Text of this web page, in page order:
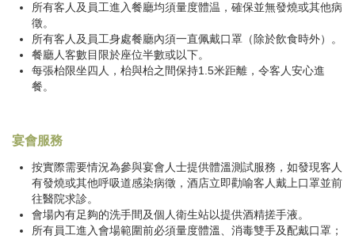
所有客人及員工進入餐廳均須量度體温，確保並無發燒或其他病
徵。
所有客人及員工身處餐廳內須一直佩戴口罩（除於飲食時外）。
餐廳人客數目限於座位半數或以下。
每張枱限坐四人，枱與枱之間保持1.5米距離，令客人安心進
餐。
宴會服務
按實際需要情況為參與宴會人士提供體溫測試服務，如發現客人
有發燒或其他呼吸道感染病徵，酒店立即勸喻客人戴上口罩並前
往醫院求診。
會場內有足夠的洗手間及個人衛生站以提供酒精搓手液。
所有員工進入會場範圍前必須量度體溫、消毒雙手及配戴口罩；